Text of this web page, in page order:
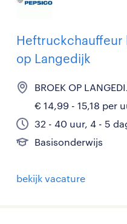
Heftruckchauffeur
op Langedijk
BROEK OP
€ 14,99 - 15,18 per
32 - 40 uur, 4 - 5
Basisonderwijs
bekijk vacature